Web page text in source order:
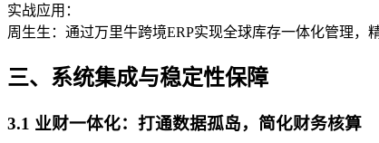
实战应用：
周生生：通过万里牛跨境ERP实现全球库存一体化管理，
三、系统集成与稳定性保障
3.1 业财一体化：打通数据孤岛，简化财务核算